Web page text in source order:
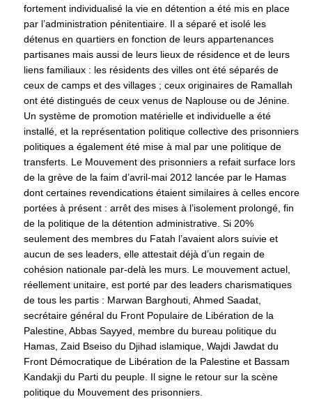
fortement individualisé la vie en détention a été mis en place
par l’administration pénitentiaire. Il a séparé et isolé les
détenus en quartiers en fonction de leurs appartenances
partisanes mais aussi de leurs lieux de résidence et de leurs
liens familiaux : les résidents des villes ont été séparés de
ceux de camps et des villages ; ceux originaires de Ramallah
ont été distingués de ceux venus de Naplouse ou de Jénine.
Un système de promotion matérielle et individuelle a été
installé, et la représentation politique collective des prisonniers
politiques a également été mise à mal par une politique de
transferts. Le Mouvement des prisonniers a refait surface lors
de la grève de la faim d’avril-mai 2012 lancée par le Hamas
dont certaines revendications étaient similaires à celles encore
portées à présent : arrêt des mises à l’isolement prolongé, fin
de la politique de la détention administrative. Si 20%
seulement des membres du Fatah l’avaient alors suivie et
aucun de ses leaders, elle attestait déjà d’un regain de
cohésion nationale par-delà les murs. Le mouvement actuel,
réellement unitaire, est porté par des leaders charismatiques
de tous les partis : Marwan Barghouti, Ahmed Saadat,
secrétaire général du Front Populaire de Libération de la
Palestine, Abbas Sayyed, membre du bureau politique du
Hamas, Zaid Bseiso du Djihad islamique, Wajdi Jawdat du
Front Démocratique de Libération de la Palestine et Bassam
Kandakji du Parti du peuple. Il signe le retour sur la scène
politique du Mouvement des prisonniers.